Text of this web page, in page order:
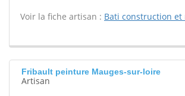
Voir la fiche artisan : Bati construction et
Fribault peinture Mauges-sur-loire
Artisan